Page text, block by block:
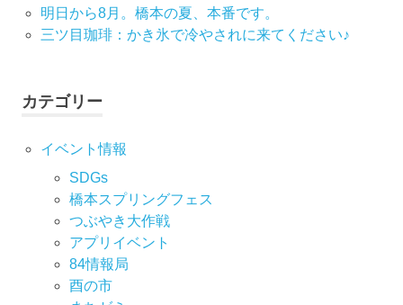
ン明日から8月。橋本の夏、本番です。
三ツ目珈琲：かき氷で冷やされに来てください♪
カテゴリー
イベント情報
SDGs
橋本スプリングフェス
つぶやき大作戦
アプリイベント
84情報局
酉の市